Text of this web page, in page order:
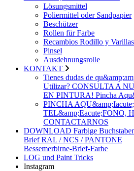
Lösungsmittel
Poliermittel oder Sandpapier
Beschützer
Rollen für Farbe
Recambios Rodillo y
Pinsel
Ausdehnungsrolle
KONTAKT
Tienes dudas de
Utilizar? CONSULTA A
EN PINTURA! Pincha
PINCHA
TEL&amp;Eacute;FONO,
CONTACTARNOS
DOWNLOAD Farbige
Brief RAL / NCS / PANTONE
Bessemerbirne-Brief-Farbe
LOG und Paint Tricks
Instagram